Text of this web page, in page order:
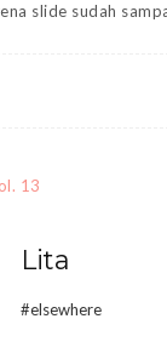
slide sudah
13
Lita
#elsewhere